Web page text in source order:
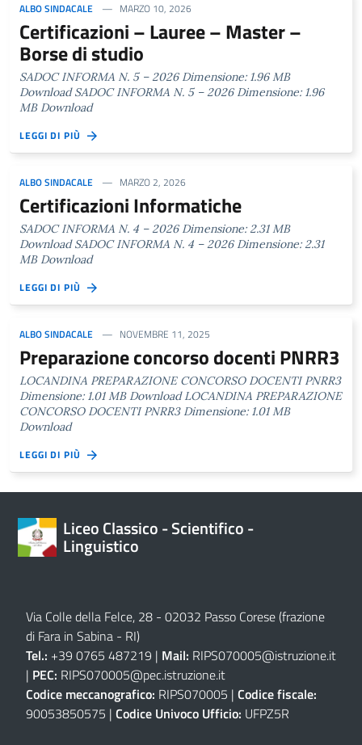
ALBO SINDACALE MARZO 10, 2026
Certificazioni – Lauree – Master –
Borse di studio
SADOC INFORMA N. 5 – 2026 Dimensione: 1.96 MB
Download SADOC INFORMA N. 5 – 2026 Dimensione: 1.96
MB Download
LEGGI DI PIÙ
ALBO SINDACALE MARZO 2, 2026
Certificazioni Informatiche
SADOC INFORMA N. 4 – 2026 Dimensione: 2.31 MB
Download SADOC INFORMA N. 4 – 2026 Dimensione: 2.31
MB Download
LEGGI DI PIÙ
ALBO SINDACALE NOVEMBRE 11, 2025
Preparazione concorso docenti PNRR3
LOCANDINA PREPARAZIONE CONCORSO DOCENTI PNRR3
Dimensione: 1.01 MB Download LOCANDINA PREPARAZIONE
CONCORSO DOCENTI PNRR3 Dimensione: 1.01 MB
Download
LEGGI DI PIÙ
Liceo Classico - Scientifico -
Linguistico
Via Colle della Felce, 28 - 02032 Passo Corese (frazione
di Fara in Sabina - RI)
Tel.: +39 0765 487219 | Mail: RIPS070005@istruzione.it
| PEC: RIPS070005@pec.istruzione.it
Codice meccanografico: RIPS070005 | Codice fiscale:
90053850575 | Codice Univoco Ufficio: UFPZ5R